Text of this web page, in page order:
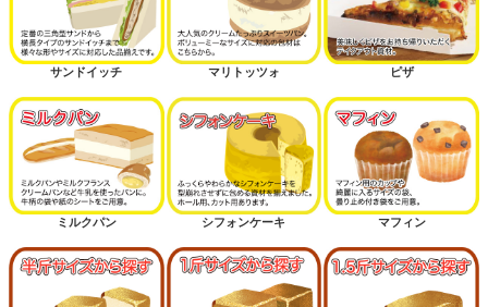
サンドイッチ マリトッツォ ピザ
ミルクパン シフォンケーキ マフィン